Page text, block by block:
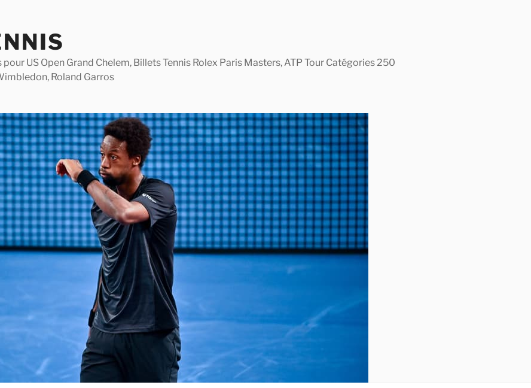
US Open Grand Chelem, Billets Tennis Rolex Paris Masters, ATP Tour Catégories 250
Roland Garros